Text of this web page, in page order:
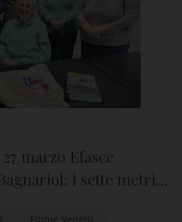
marzo Efasce
i sette metri
Fiume Veneto